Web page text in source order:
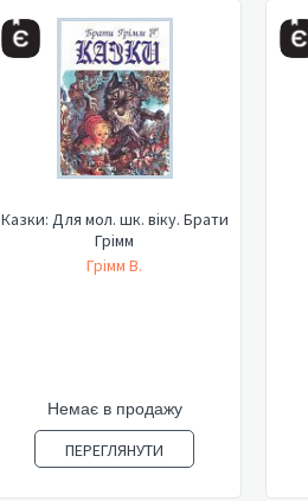
Казки: Для мол. шк. віку. Брати
Грімм
Грімм В.
Немає в продажу
ПЕРЕГЛЯНУТИ